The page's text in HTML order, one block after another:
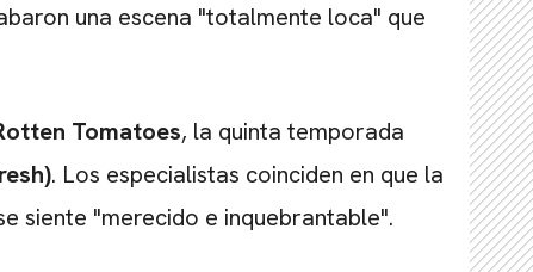
una escena "totalmente loca" que
Tomatoes, la quinta temporada
. Los especialistas coinciden en que la
siente "merecido e inquebrantable".